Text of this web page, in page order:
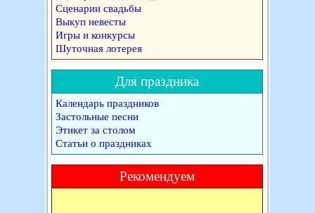
Сценарии свадьбы
Выкуп невесты
Игры и конкурсы
Шуточная лотерея
Для праздника
Календарь праздников
Застольные песни
Этикет за столом
Статьи о праздниках
Рекомендуем